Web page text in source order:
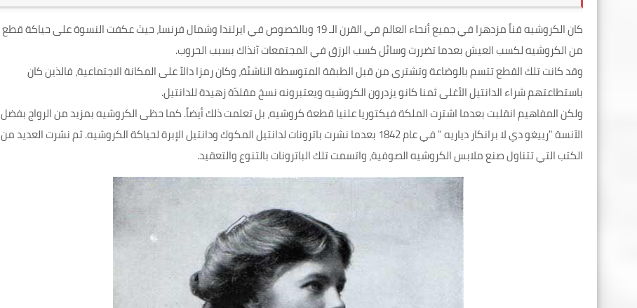
كان الكروشيه فناً مزدهرا في جميع أنحاء العالم في القرن الـ 19 وبالخصوص في ايرلندا وشمال فرنسا، حيث عكفت النسوة على حياكة قطع
من الكروشيه لكسب العيش بعدما تضررت وسائل كسب الرزق في المجتمعات آنذاك بسبب الحروب.
وقد كانت تلك القطع تتسم بالوضاعة وتشترى من قبل الطبقة المتوسطة الناشئة، وكان رمزا دالاً على المكانة الاجتماعية، فالذين كان
باستطاعتهم شراء الدانتيل الأغلى ثمنا كانو يزدرون الكروشيه ويعتبرونه نسخ مقلدّة زهيدة للدانتيل.
ولكن المفاهيم انقلبت بعدما اشترت الملكة فيكتوريا علنيا قطعة كروشيه، بل تعلمت ذلك أيضاً. كما حظى الكروشيه بمزيد من الرواج بفضل
الآنسة "رييغو دي لا برانكار دياريه " في عام 1842 بعدما نشرت باترونات لدانتيل المكوك ودانتيل الإبرة لحياكة الكروشيه. ثم نشرت العديد من
الكتب التي تتناول صنع ملابس الكروشيه الصوفية، واتسمت تلك الباترونات بالتنوع والتعقيد.